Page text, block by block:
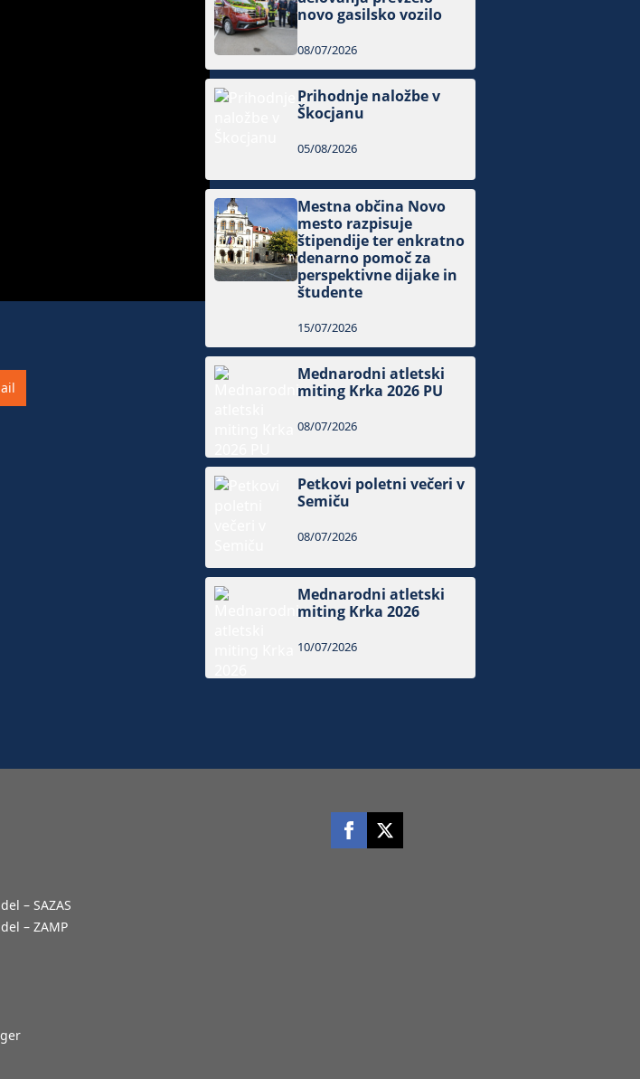
novo gasilsko vozilo
08/07/2026
Prihodnje naložbe v
Škocjanu
05/08/2026
Mestna občina Novo
mesto razpisuje
štipendije ter enkratno
denarno pomoč za
perspektivne dijake in
študente
15/07/2026
Mednarodni atletski
miting Krka 2026 PU
08/07/2026
Petkovi poletni večeri v
Semiču
08/07/2026
Mednarodni atletski
miting Krka 2026
10/07/2026
– SAZAS
– ZAMP